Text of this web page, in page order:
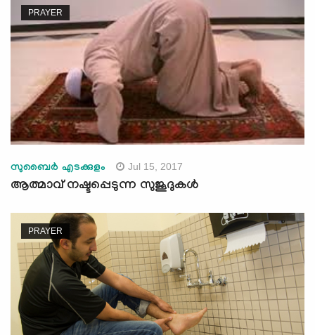
PRAYER
സുബൈര്‍ എടക്കുളം Jul 15, 2017
ആത്മാവ് നഷ്ടപ്പെടുന്ന സുജൂദുകള്‍
PRAYER